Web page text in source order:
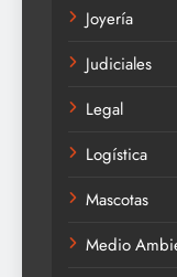
Joyería
Judiciales
Legal
Logística
Mascotas
Medio